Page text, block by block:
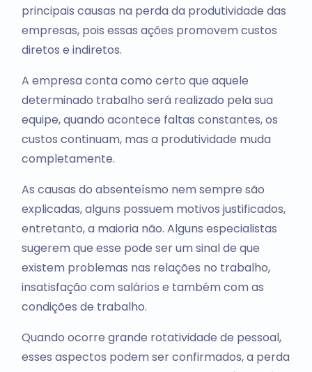
principais causas na perda da produtividade das
empresas, pois essas ações promovem custos
diretos e indiretos.
A empresa conta como certo que aquele
determinado trabalho será realizado pela sua
equipe, quando acontece faltas constantes, os
custos continuam, mas a produtividade muda
completamente.
As causas do absenteísmo nem sempre são
explicadas, alguns possuem motivos justificados,
entretanto, a maioria não. Alguns especialistas
sugerem que esse pode ser um sinal de que
existem problemas nas relações no trabalho,
insatisfação com salários e também com as
condições de trabalho.
Quando ocorre grande rotatividade de pessoal,
esses aspectos podem ser confirmados, a perda